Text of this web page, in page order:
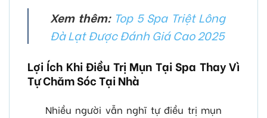
Xem thêm: Top 5 Spa Triệt Lông
Đà Lạt Được Đánh Giá Cao 2025
Lợi Ích Khi Điều Trị Mụn Tại Spa Thay Vì
Tự Chăm Sóc Tại Nhà
Nhiều người vẫn nghĩ tự điều trị mụn